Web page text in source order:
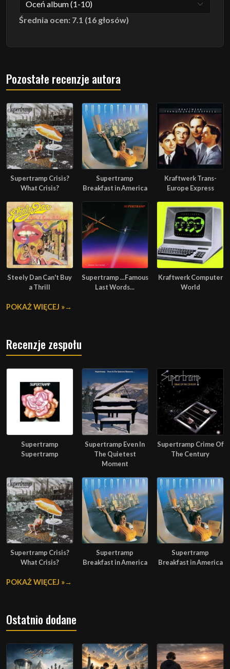
Średnia ocen: 7.1 (16 głosów)
Pozostałe recenzje autora
Supertramp Crisis?
What Crisis?
Supertramp
Breakfast in America
Kraftwerk Trans-
Europe Express
Steely Dan Can't Buy
a Thrill
Supertramp ...Famous
Last Words...
Kraftwerk Computer
World
POKAŻ WIĘCEJ »
Recenzje zespołu
Supertramp
Supertramp
Supertramp Even In
The Quietest
Moment
Supertramp Crime Of
The Century
Supertramp Crisis?
What Crisis?
Supertramp
Breakfast in America
Supertramp
Breakfast in America
POKAŻ WIĘCEJ »
Ostatnio dodane